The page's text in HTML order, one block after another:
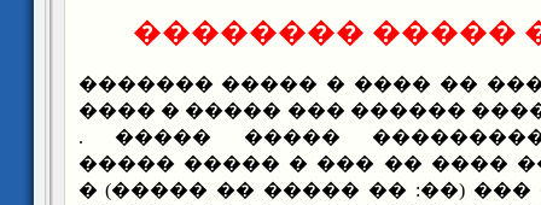
����� �� �����
����� �� ���� �� ���� �
��� �������� � ���� ������
��� �� ��� ���������
��������� ����� ���� ��
���� �� ���� �� ��� (��: ��